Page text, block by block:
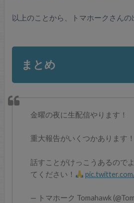
以上のことから、トマホークさんの
まとめ
金曜の夜に生配信やります！
重大報告がいくつかあります！
話すことがけっこうあるので
てください！
— トマホーク Tomahawk